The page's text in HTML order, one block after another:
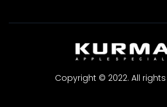
Copyright © 2022. All